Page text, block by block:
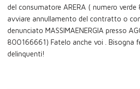
del consumatore ARERA ( numero
avviare annullamento del contratto o
denunciato MASSIMAENERGIA presso
800166661) Fatelo anche voi . Bisogna
delinquenti!